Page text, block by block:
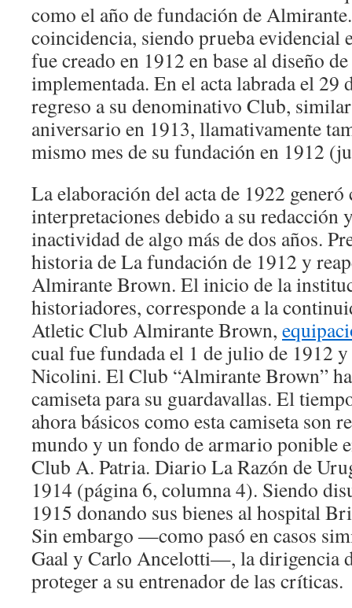
como el año de fundación de
coincidencia, siendo prueba evidencial
fue creado en 1912 en base al diseño
implementada. En el acta labrada el 29
regreso a su denominativo Club,
aniversario en 1913, llamativamente
mismo mes de su fundación en 1912
La elaboración del acta de 1922
interpretaciones debido a su redacción
inactividad de algo más de dos años.
historia de La fundación de 1912 y
Almirante Brown. El inicio de la
historiadores, corresponde a la
Atletic Club Almirante Brown,
cual fue fundada el 1 de julio de 1912
Nicolini. El Club “Almirante Brown” ha
camiseta para su guardavallas. El
ahora básicos como esta camiseta son
mundo y un fondo de armario ponible
Club A. Patria. Diario La Razón de
1914 (página 6, columna 4). Siendo
1915 donando sus bienes al hospital
Sin embargo —como pasó en casos
Gaal y Carlo Ancelotti—, la dirigencia
proteger a su entrenador de las críticas.